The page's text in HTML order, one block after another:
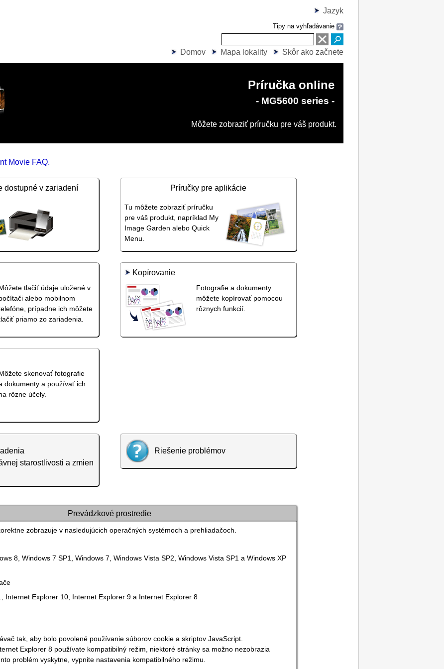
Jazyk
Tipy na vyhľadávanie
Domov Mapa lokality Skôr ako začnete
Príručka online
- MG5600 series -
Môžete zobraziť príručku pre váš produkt.
Movie FAQ.
dostupné v zariadení Príručky pre aplikácie
Tu môžete zobraziť príručku
pre váš produkt, napríklad My
Image Garden alebo Quick
Menu
tlačiť údaje uložené v
alebo mobilnom
prípadne ich môžete
priamo zo zariadenia.
Kopírovanie
Fotografie a dokumenty
môžete kopírovať pomocou
rôznych funkcií.
skenovať fotografie
dokumenty a používať ich
rôzne účely.
starostlivosti a zmien
Riešenie problémov
Prevádzkové prostredie
zobrazuje v nasledujúcich operačných systémoch a prehliadačoch.
8,Windows 7 SP1,Windows 7,Windows Vista SP2,Windows Vista SP1 aWindows XP
Internet Explorer 10, Internet Explorer 9 a Internet Explorer 8
tak, aby bolo povolené používanie súborov cookie a skriptovJavaScript.
Explorer 8 používate kompatibilný režim, niektoré stránky sa možno nezobrazia
problém vyskytne, vypnite nastavenia kompatibilného režimu.